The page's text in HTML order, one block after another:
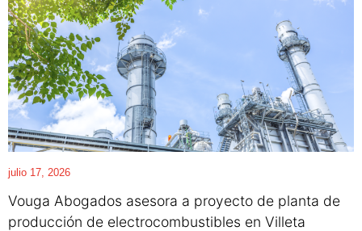
julio 17, 2026
Vouga Abogados asesora a proyecto de planta de
producción de electrocombustibles en Villeta